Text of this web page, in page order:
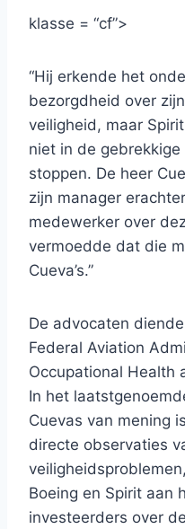
klasse = “cf”>
“Hij erkende het
bezorgdheid over
veiligheid, maar
niet in de
stoppen. De heer
zijn manager
medewerker over
vermoedde dat die
Cueva’s.”
De advocaten
Federal Aviation
Occupational Health
In het
Cuevas van mening
directe observaties
Boeing en Spirit aan
investeerders over